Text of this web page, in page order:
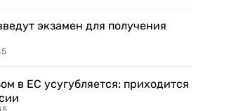
экзамен для получения
в ЕС усугубляется: приходится